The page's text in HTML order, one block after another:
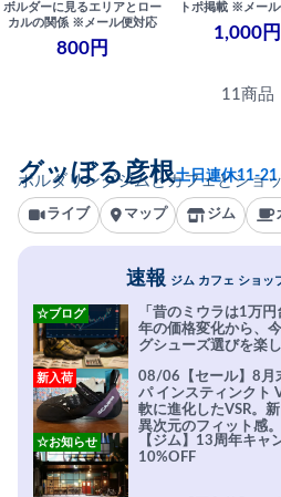
ボルダーに見るエリアとロー
カルの関係 ※メール便対応
800円
トポ掲載 ※メー
1,000円
11商品
ボルダリングジムとカフェとショ
グッぼる彦根土日連休11-
ライブ マップ ジム
速報 ジム カフェ ショッ
「昔のミウラは1万
年の価格変化から、
グシューズ選びを楽
☆ブログ
08/06【セール】8月
パ インスティンクト
軟に進化したVSR。
異次元のフィット感。
新入荷
【ジム】13周年キャ
10%OFF
☆お知らせ